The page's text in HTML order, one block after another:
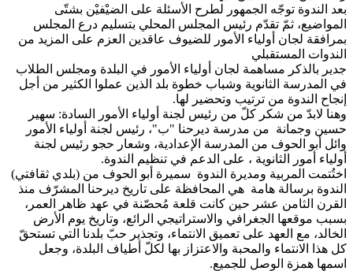
بعد الندوة توجّه الجمهور لطرح الأسئلة على الضيْفيْن بشتّى
المواضيع، ثمّ تقدّم رئيس المجلس المحلي بتسليم درع المجلس
بمرافقة لجان أولياء الأمور للضيوف عاقدين العزم على المزيد من
الندوات المستقبلي
جدير بالذكر مساهمة لجان أولياء الأمور في البلدة ومجلس الطلاب
في المدرسة الثانوية وشباب خطوة بلد الذين عملوا الكثير من أجل
إنجاح الندوة من ترتيب وتحضير لها.
وهنا لابدّ من شكر كلّ من رئيس لجنة أولياء الأمور السادة: سهير
حسين وجمانة من مدرسة ديرحنا "ب"، رئيس لجنة أولياء الأمور
وائل أبو الحوف من المدرسة الإعدادية، وشعار حجو رئيس لجنة
أولياء أمور الثانوية ، على الدعم في تنظيم الندوة.
اختُتمت المربية ومديرة الندوة سميرة أبو الحوف من (بلدي ثقافتي)
الندوة برسالة هامة هي المحافظة على تاريخ ديرحنا المشرّف منذ
القرن الثامن عشر حين كانت قلعة مُحصّنة في عهد ظاهر العمر،
بسبب موقعها الجغرافي والاستراتيجي الرائع، وتاريخ يوم الأرض
الخالد، مع العهد على تعميق الانتماء، وتجذير حبّ بلدنا التي تستحقّ
كل هذا الانتماء والمحبة والاعتزاز بها لكلّ أطياف البلدة، وجعل
اسمها همزة الوصل للجميع.